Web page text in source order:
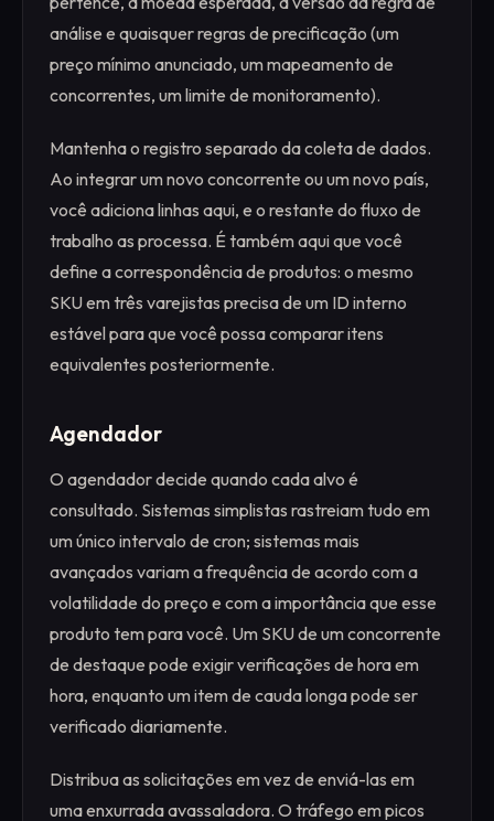
análise e quaisquer regras de precificação (um
preço mínimo anunciado, um mapeamento de
concorrentes, um limite de monitoramento).
Mantenha o registro separado da coleta de dados.
Ao integrar um novo concorrente ou um novo país,
você adiciona linhas aqui, e o restante do fluxo de
trabalho as processa. É também aqui que você
define a correspondência de produtos: o mesmo
SKU em três varejistas precisa de um ID interno
estável para que você possa comparar itens
equivalentes posteriormente.
Agendador
O agendador decide quando cada alvo é
consultado. Sistemas simplistas rastreiam tudo em
um único intervalo de cron; sistemas mais
avançados variam a frequência de acordo com a
volatilidade do preço e com a importância que esse
produto tem para você. Um SKU de um concorrente
de destaque pode exigir verificações de hora em
hora, enquanto um item de cauda longa pode ser
verificado diariamente.
Distribua as solicitações em vez de enviá-las em
uma enxurrada avassaladora. O tráfego em picos